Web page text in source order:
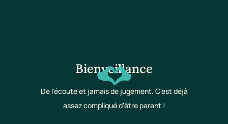
Bienveillance
De l'écoute et jamais de jugement. C'est déjà
assez compliqué d'être parent !